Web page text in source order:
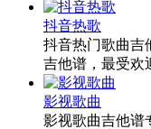
抖音热歌
抖音热门歌曲吉
吉他谱，最受欢
影视歌曲
影视歌曲吉他谱